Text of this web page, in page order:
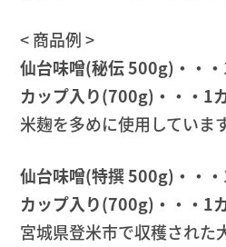
< 商品例 >
仙台味噌(秘伝 500g)・・
カップ入り(700g)・・・1
米麹を多めに使用しています
仙台味噌(特撰 500g)・・
カップ入り(700g)・・・1
宮城県登米市で収穫された